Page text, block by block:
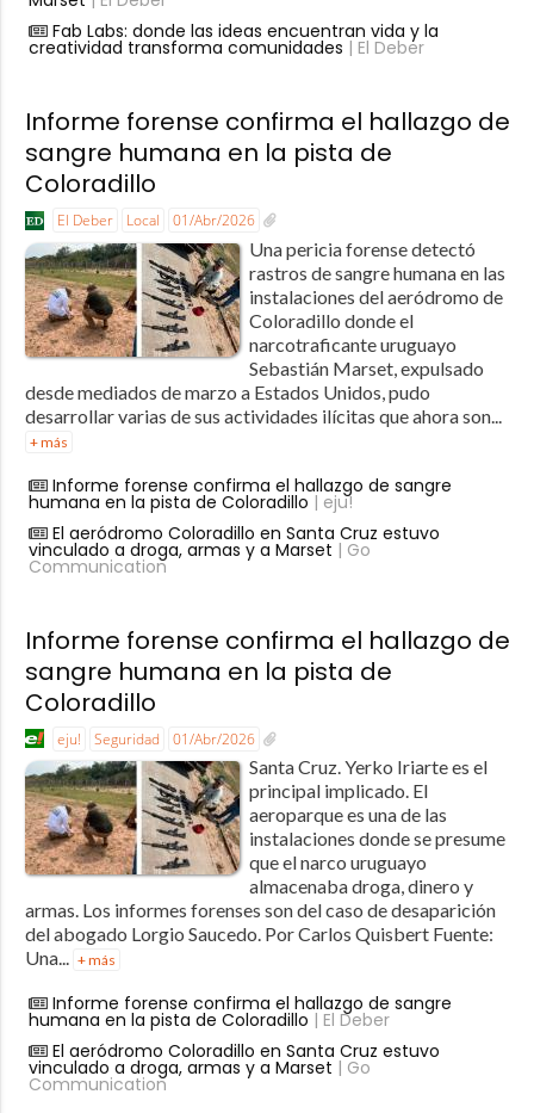
Fab Labs: donde las ideas encuentran vida y la
creatividad transforma comunidades | El Deber
Informe forense confirma el hallazgo de
sangre humana en la pista de
Coloradillo
El Deber Local 01/Abr/2026
Una pericia forense detectó
rastros de sangre humana en las
instalaciones del aeródromo de
Coloradillo donde el
narcotraficante uruguayo
Sebastián Marset, expulsado
desde mediados de marzo a Estados Unidos, pudo
desarrollar varias de sus actividades ilícitas que ahora son...
+ más
Informe forense confirma el hallazgo de sangre
humana en la pista de Coloradillo | eju!
El aeródromo Coloradillo en Santa Cruz estuvo
vinculado a droga, armas y a Marset | Go
Communication
Informe forense confirma el hallazgo de
sangre humana en la pista de
Coloradillo
eju! Seguridad 01/Abr/2026
Santa Cruz. Yerko Iriarte es el
principal implicado. El
aeroparque es una de las
instalaciones donde se presume
que el narco uruguayo
almacenaba droga, dinero y
armas. Los informes forenses son del caso de desaparición
del abogado Lorgio Saucedo. Por Carlos Quisbert Fuente:
Una... + más
Informe forense confirma el hallazgo de sangre
humana en la pista de Coloradillo | El Deber
El aeródromo Coloradillo en Santa Cruz estuvo
vinculado a droga, armas y a Marset | Go
Communication